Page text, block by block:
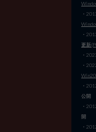
・
・
更新
・
・
・
公開
・
開
・